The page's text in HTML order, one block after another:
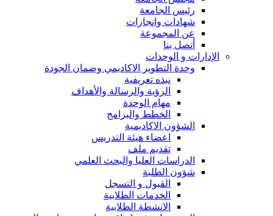
رئيس الجامعة
شهادات وانجازات
عن المجموعة
أتصل بنا
الإدارات و الوحدات
وحدة التطوير الاكاديمي وضمان الجودة
نبذه تعريفية
الرؤية والرسالة والأهداف
مهام الوحدة
الخطط والبرامج
الشؤون الاكاديمية
اعضاء هيئة التدريس
تقديم ملف
الدراسات العليا والبحث العلمي
شؤون الطلبة
القبول و التسجل
الخدمات الطلابية
الانشطة الطلابية